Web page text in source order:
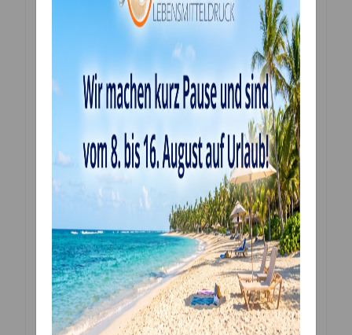
Saracino Cake Paper ist rau was die Auflösung der
Bilder etwas beeinträchtigt.
Wenn Sie die Aufleger nicht selbst ausschneiden
wollen, klicken Sie auf Stanzservice und wir
übernehmen das für Sie!
Die essbaren Bilder werden mit einem für den
Lebensmitteldruck zertifizierten Drucker, mit
Lebensmitteltinte bedruckt und sind zu 100 % essbar.
Sie erhalten ein Bild, gedruckt in höchster Qualität
individuell und ganz frisch für Sie gefertigt.
Bitte die Folie vor dem Verwenden entfernen. Sie
können die Bilder ganz einfach mit einer Schere oder
einem Skalpell ausschneiden. Eine genaue Anleitung
liegt dem Produkt bei.